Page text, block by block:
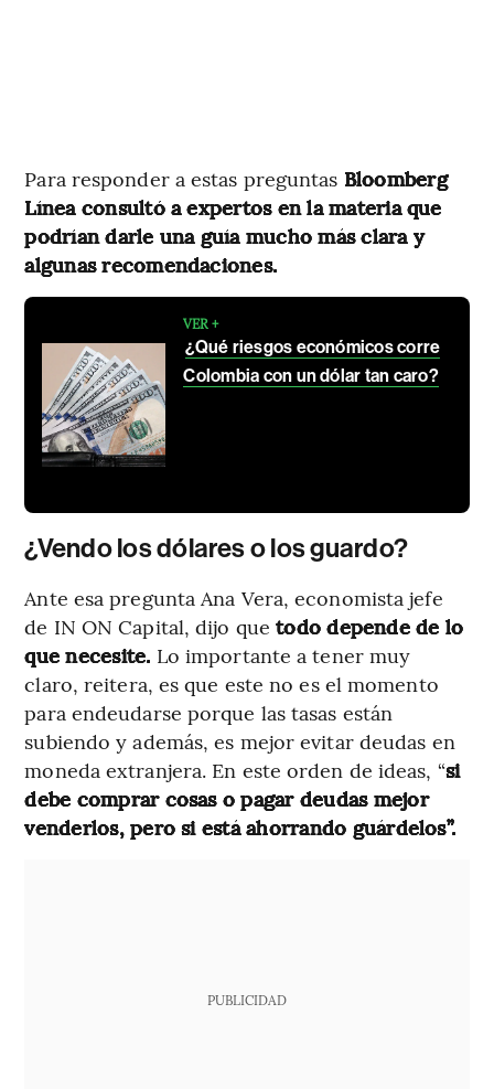
Para responder a estas preguntas Bloomberg
Línea consultó a expertos en la materia que
podrían darle una guía mucho más clara y
algunas recomendaciones.
VER +
¿Qué riesgos económicos corre
Colombia con un dólar tan caro?
¿Vendo los dólares o los guardo?
Ante esa pregunta Ana Vera, economista jefe
de IN ON Capital, dijo quetodo depende de lo
que necesite. Lo importante a tener muy
claro, reitera, es que este no es el momento
para endeudarse porque las tasas están
subiendo y además, es mejor evitar deudas en
moneda extranjera. En este orden de ideas, “si
debe comprar cosas o pagar deudas mejor
venderlos, pero si está ahorrando guárdelos”.
PUBLICIDAD